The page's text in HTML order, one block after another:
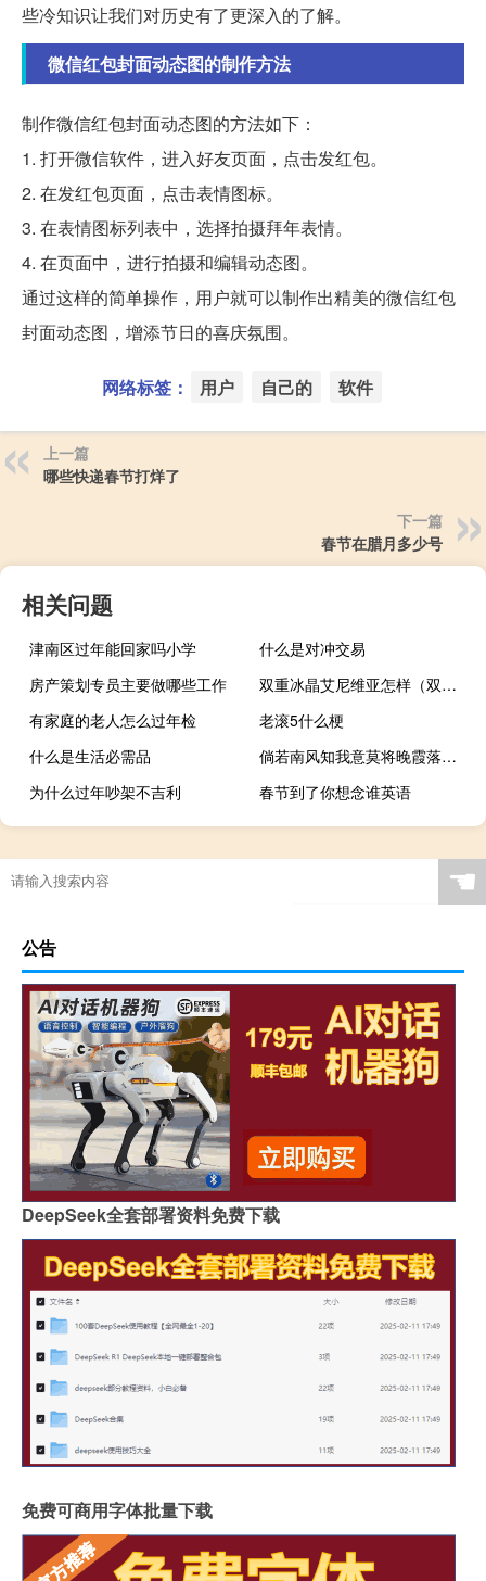
些冷知识让我们对历史有了更深入的了解。
微信红包封面动态图的制作方法
制作微信红包封面动态图的方法如下：
1. 打开微信软件，进入好友页面，点击发红包。
2. 在发红包页面，点击表情图标。
3. 在表情图标列表中，选择拍摄拜年表情。
4. 在页面中，进行拍摄和编辑动态图。
通过这样的简单操作，用户就可以制作出精美的微信红包
封面动态图，增添节日的喜庆氛围。
网络标签： 用户 自己的 软件
上一篇
哪些快递春节打烊了
下一篇
春节在腊月多少号
相关问题
津南区过年能回家吗小学
什么是对冲交易
房产策划专员主要做哪些工作
双重冰晶艾尼维亚怎样（双重冰晶艾尼维亚快吧）
有家庭的老人怎么过年检
老滚5什么梗
什么是生活必需品
倘若南风知我意莫将晚霞落黄昏的意思（倘若）
为什么过年吵架不吉利
春节到了你想念谁英语
☚
公告
DeepSeek全套部署资料免费下载
免费可商用字体批量下载